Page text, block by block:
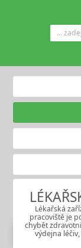
Lékařská
pracoviště je
chybět
výdejna